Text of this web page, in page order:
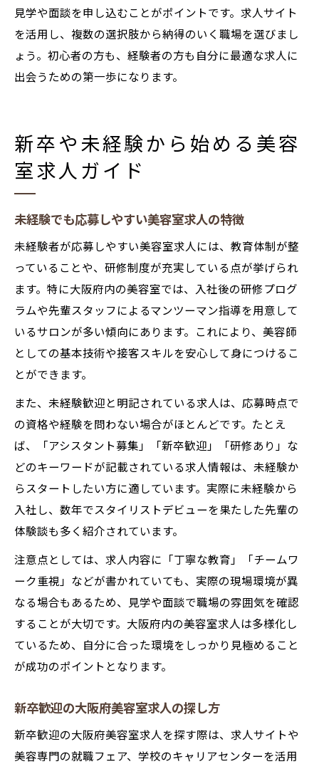
見学や面談を申し込むことがポイントです。求人サイト
を活用し、複数の選択肢から納得のいく職場を選びまし
ょう。初心者の方も、経験者の方も自分に最適な求人に
出会うための第一歩になります。
新卒や未経験から始める美容
室求人ガイド
未経験でも応募しやすい美容室求人の特徴
未経験者が応募しやすい美容室求人には、教育体制が整
っていることや、研修制度が充実している点が挙げられ
ます。特に大阪府内の美容室では、入社後の研修プログ
ラムや先輩スタッフによるマンツーマン指導を用意して
いるサロンが多い傾向にあります。これにより、美容師
としての基本技術や接客スキルを安心して身につけるこ
とができます。
また、未経験歓迎と明記されている求人は、応募時点で
の資格や経験を問わない場合がほとんどです。たとえ
ば、「アシスタント募集」「新卒歓迎」「研修あり」な
どのキーワードが記載されている求人情報は、未経験か
らスタートしたい方に適しています。実際に未経験から
入社し、数年でスタイリストデビューを果たした先輩の
体験談も多く紹介されています。
注意点としては、求人内容に「丁寧な教育」「チームワ
ーク重視」などが書かれていても、実際の現場環境が異
なる場合もあるため、見学や面談で職場の雰囲気を確認
することが大切です。大阪府内の美容室求人は多様化し
ているため、自分に合った環境をしっかり見極めること
が成功のポイントとなります。
新卒歓迎の大阪府美容室求人の探し方
新卒歓迎の大阪府美容室求人を探す際は、求人サイトや
美容専門の就職フェア、学校のキャリアセンターを活用